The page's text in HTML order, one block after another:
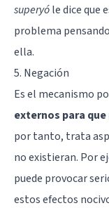
superyóle dice que
problema
ella.
5. Negación
Es el mecanismo
externos para
por tanto, trata
no existieran. Por
puede provocar
estos efectos